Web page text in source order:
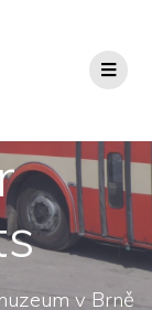
v Brně